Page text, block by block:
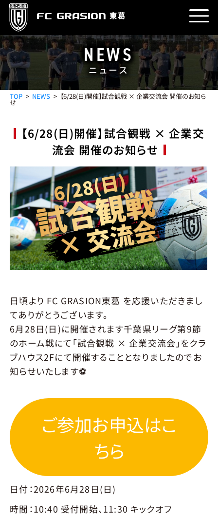
FC GRASION 東葛
PROFILE クラブ紹介
由来
STADIUM スタジアム
クラブハウス アクセス
TEAM チーム
GK DF MF FW
JOIN 選手募集
概要 要項 エントリー
SCHOOL スクール
料金･開催時間
会場 申し込み
ACADEMY アカデミー
概要 要項 エントリー
メンバー
スタッフ
MATCH
NEXT MATCH RESULT STANDING
パートナー一覧
パートナー募集
パートナーについてお問い合わせ
NEWS ニュース
NEWS
ニュース
TOP NEWS 【6/28(日)開催】試合観戦 × 企業交流会 開催のお知ら
せ
【6/28(日)開催】試合観戦 × 企業交
流会 開催のお知らせ
日頃より FC GRASION東葛 を応援いただきまし
てありがとうございます。
6月28日(日)に開催されます千葉県リーグ第9節
のホーム戦にて「試合観戦 × 企業交流会」をクラ
ブハウス2Fにて開催することとなりましたのでお
知らせいたします⚽️
ご参加お申込はこ
ちら
日付：2026年6月28日(日)
時間：10:40 受付開始、11:30 キックオフ